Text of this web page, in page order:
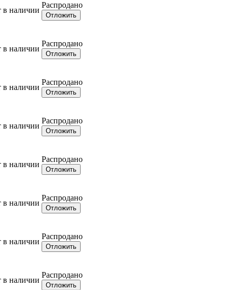
в наличии
Распродано
Отложить
в наличии
Распродано
Отложить
в наличии
Распродано
Отложить
в наличии
Распродано
Отложить
в наличии
Распродано
Отложить
в наличии
Распродано
Отложить
в наличии
Распродано
Отложить
в наличии
Распродано
Отложить